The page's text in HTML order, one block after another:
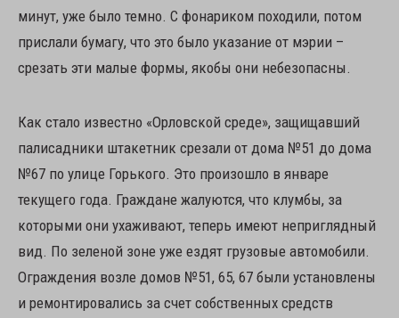
минут, уже было темно. С фонариком походили, потом
прислали бумагу, что это было указание от мэрии –
срезать эти малые формы, якобы они небезопасны.
Как стало известно «Орловской среде», защищавший
палисадники штакетник срезали от дома №51 до дома
№67 по улице Горького. Это произошло в январе
текущего года. Граждане жалуются, что клумбы, за
которыми они ухаживают, теперь имеют неприглядный
вид. По зеленой зоне уже ездят грузовые автомобили.
Ограждения возле домов №51, 65, 67 были установлены
и ремонтировались за счет собственных средств